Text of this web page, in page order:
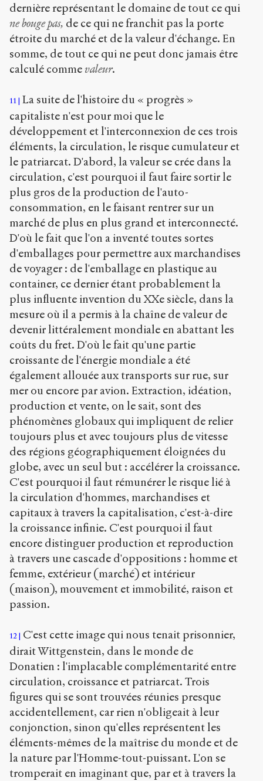
dernière représentant le domaine de tout ce qui
ne bouge pas, de ce qui ne franchit pas la porte
étroite du marché et de la valeur d'échange. En
somme, de tout ce qui ne peut donc jamais être
calculé commevaleur.
11 La suite de l'histoire du « progrès »
capitaliste n'est pour moi que le
développement et l'interconnexion de ces trois
éléments, la circulation, le risque cumulateur et
le patriarcat. D'abord, la valeur se crée dans la
circulation, c'est pourquoi il faut faire sortir le
plus gros de la production de l'auto-
consommation, en le faisant rentrer sur un
marché de plus en plus grand et interconnecté.
D'où le fait que l'on a inventé toutes sortes
d'emballages pour permettre aux marchandises
de voyager : de l'emballage en plastique au
container, ce dernier étant probablement la
plus influente invention du XXe siècle, dans la
mesure où il a permis à la chaîne de valeur de
devenir littéralement mondiale en abattant les
coûts du fret. D'où le fait qu'une partie
croissante de l'énergie mondiale a été
également allouée aux transports sur rue, sur
mer ou encore par avion. Extraction, idéation,
production et vente, on le sait, sont des
phénomènes globaux qui impliquent de relier
toujours plus et avec toujours plus de vitesse
des régions géographiquement éloignées du
globe, avec un seul but : accélérer la croissance.
C'est pourquoi il faut rémunérer le risque lié à
la circulation d'hommes, marchandises et
capitaux à travers la capitalisation, c'est-à-dire
la croissance infinie. C'est pourquoi il faut
encore distinguer production et reproduction
à travers une cascade d'oppositions : homme et
femme, extérieur (marché) et intérieur
(maison), mouvement et immobilité, raison et
passion.
12
C'est cette image qui nous tenait prisonnier,
dirait Wittgenstein, dans le monde de
Donatien : l'implacable complémentarité entre
circulation, croissance et patriarcat. Trois
figures qui se sont trouvées réunies presque
accidentellement, car rien n'obligeait à leur
conjonction, sinon qu'elles représentent les
éléments-mêmes de la maîtrise du monde et de
la nature par l'Homme-tout-puissant. L'on se
tromperait en imaginant que, par et à travers la